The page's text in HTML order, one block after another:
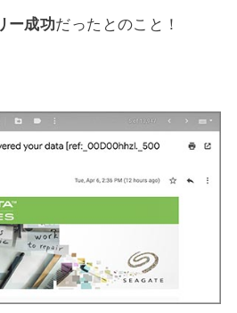
ー成功だったとのこと！